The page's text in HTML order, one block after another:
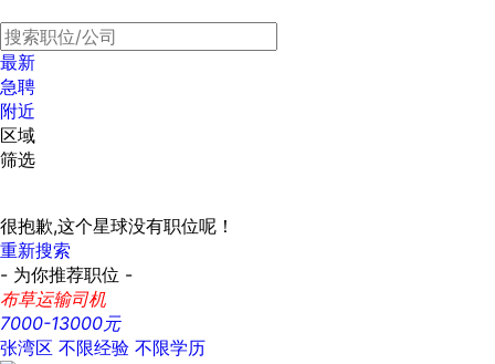
最新
急聘
附近
区域
筛选
很抱歉,这个星球没有职位呢！
重新搜索
- 为你推荐职位 -
布草运输司机
7000-13000元
张湾区 不限经验 不限学历